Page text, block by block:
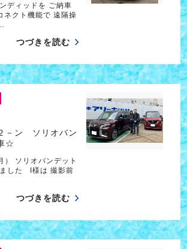
ディッドを ご納車
クト機能で 遠隔操
つづきを読む
－ン ソリオバン
☆
） ソリオバンデット
した I様は 撮影前
つづきを読む